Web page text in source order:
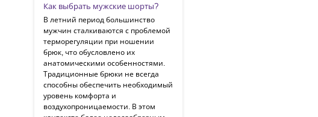
Как выбрать мужские шорты?
В летний период большинство
мужчин сталкиваются с проблемой
терморегуляции при ношении
брюк, что обусловлено их
анатомическими особенностями.
Традиционные брюки не всегда
способны обеспечить необходимый
уровень комфорта и
воздухопроницаемости. В этом